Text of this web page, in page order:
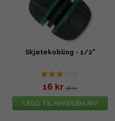
Skjøtekobling - 1/2"
16 kr 38 kr
LEGG TIL HANDLEKURV